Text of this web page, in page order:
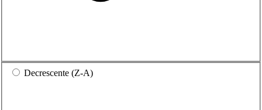
Decrescente (Z-A)